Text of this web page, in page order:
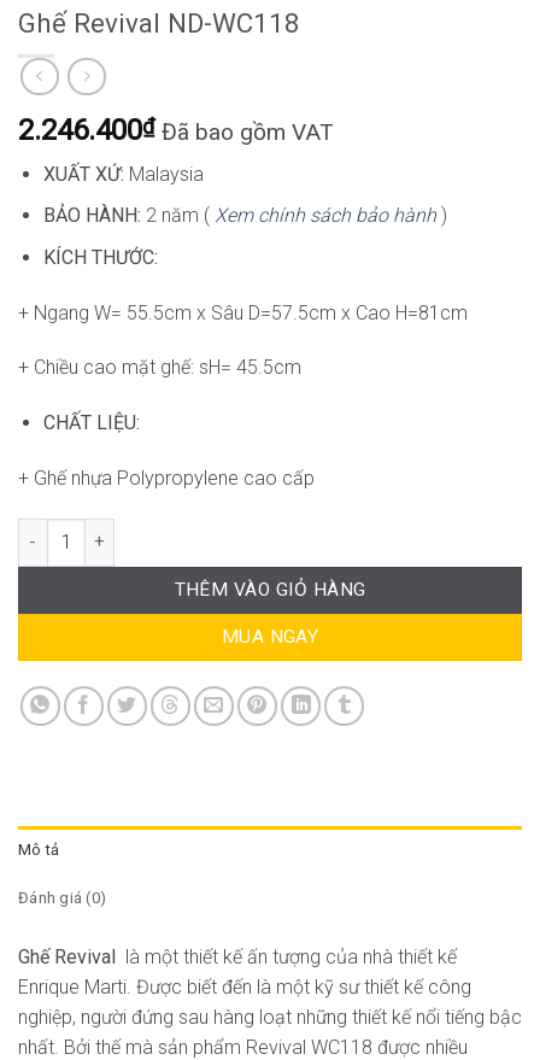
Ghế Revival ND-WC118
2.246.400₫ Đã bao gồm VAT
XUẤT XỨ: Malaysia
BẢO HÀNH: 2 năm ( Xem chính sách bảo hành)
KÍCH THƯỚC:
+ Ngang W= 55.5cm x Sâu D=57.5cm x Cao H=81cm
+ Chiều cao mặt ghế: sH= 45.5cm
CHẤT LIỆU:
+ Ghế nhựa Polypropylene cao cấp
Ghế Revival ND-WC118 số lượng
THÊM VÀO GIỎ HÀNG
MUA NGAY
Mô tả
Đánh giá (0)
Ghế Revival là một thiết kế ấn tượng của nhà thiết kế
Enrique Marti. Được biết đến là một kỹ sư thiết kế công
nghiệp, người đứng sau hàng loạt những thiết kế nổi tiếng bậc
nhất. Bởi thế mà sản phẩm Revival WC118 được nhiều